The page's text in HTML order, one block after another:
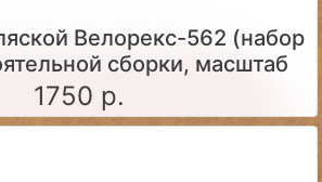
Велорекс-562 (набор
сборки, масштаб
1:43)
1750 р.